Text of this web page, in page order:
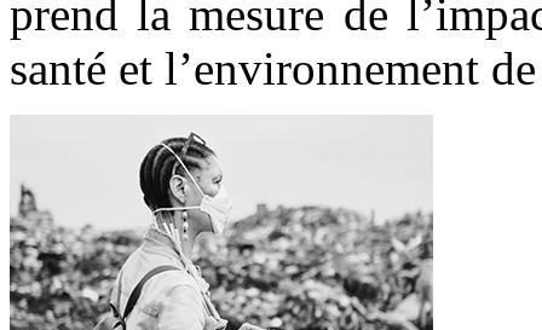
prend la mesure de
santé et l’environnement